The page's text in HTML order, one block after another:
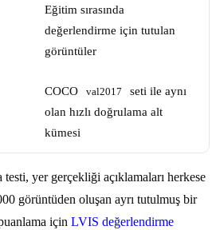
Eğitim sırasında
değerlendirme için tutulan
görüntüler
COCO val2017
seti ile aynı
olan hızlı doğrulama alt
kümesi
yer gerçekliği açıklamaları herkese
görüntüden oluşan ayrı tutulmuş bir
için LVIS değerlendirme